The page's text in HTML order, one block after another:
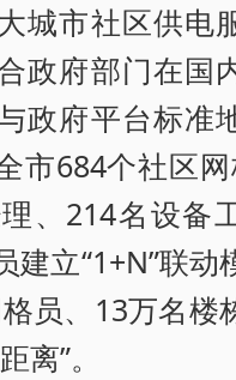
城市社区供电
政府部门在国
政府平台标准
市684个社区
、214名设备
建立“1+N”联动
员、13万名楼
离”。